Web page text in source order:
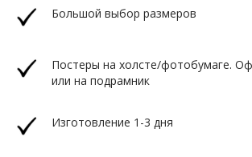
Большой выбор размеров
Постеры на холсте/фотобумаге.
или на подрамник
Изготовление 1-3 дня